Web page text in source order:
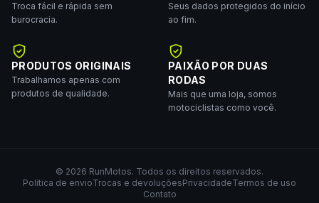
Troca fácil e rápida sem
burocracia.
Seus dados protegidos do início
ao fim.
PRODUTOS ORIGINAIS
Trabalhamos apenas com
produtos de qualidade.
PAIXÃO POR DUAS
RODAS
Mais que uma loja, somos
motociclistas como você.
© 2026 RunMotos. Todos os direitos reservados.
Política de envioTrocas e devoluçõesPrivacidadeTermos de uso
Contato